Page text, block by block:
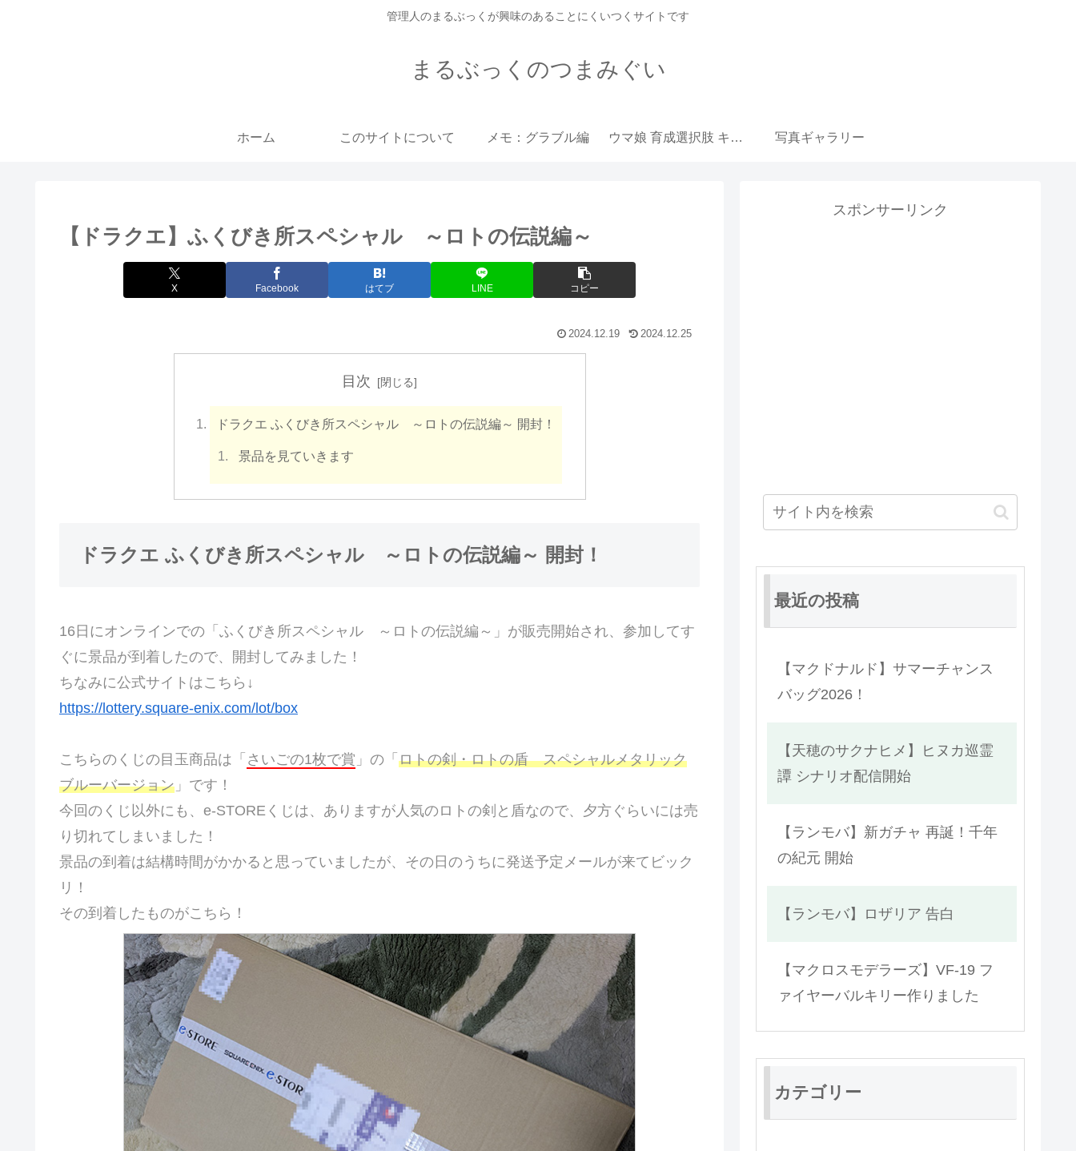
管理人のまるぶっくが興味のあることにくいつくサイトです
まるぶっくのつまみぐい
ホーム このサイトについて メモ：グラブル編 ウマ娘 育成選択肢 キャラ一覧リンク集 写真ギャラリー
【ドラクエ】ふくびき所スペシャル ～ロトの伝説編～
X Facebook はてブ LINE コピー
2024.12.19 2024.12.25
目次
ドラクエ ふくびき所スペシャル ～ロトの伝説編～ 開封！
景品を見ていきます
ドラクエ ふくびき所スペシャル ～ロトの伝説編～ 開封！
16日にオンラインでの「ふくびき所スペシャル ～ロトの伝説編～」が販売開始され、参加してす
ぐに景品が到着したので、開封してみました！
ちなみに公式サイトはこちら↓
https://lottery.square-enix.com/lot/box
こちらのくじの目玉商品は「 さいごの1枚で賞 」の「 ロトの剣・ロトの盾 スペシャルメタリック
ブルーバージョン 」です！
今回のくじ以外にも、e-STOREくじは、ありますが人気のロトの剣と盾なので、夕方ぐらいには売
り切れてしまいました！
景品の到着は結構時間がかかると思っていましたが、その日のうちに発送予定メールが来てビック
リ！
その到着したものがこちら！
スポンサーリンク
最近の投稿
【マクドナルド】サマーチャンス
バッグ2026！
【天穂のサクナヒメ】ヒヌカ巡霊
譚 シナリオ配信開始
【ランモバ】新ガチャ 再誕！千年
の紀元 開始
【ランモバ】ロザリア 告白
【マクロスモデラーズ】VF-19 フ
ァイヤーバルキリー作りました
カテゴリー